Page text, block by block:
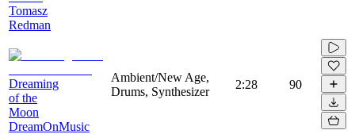
Tomasz
Redman
Dreaming
of the
Moon
DreamOnMusic
Ambient/New Age,
Drums, Synthesizer
2:28 90